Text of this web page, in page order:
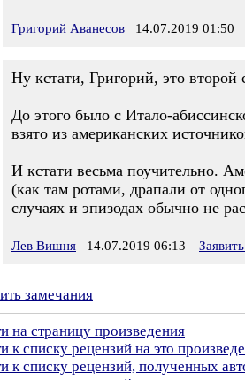
Григорий Аванесов 14.07.2019 01:50
Ну кстати, Григорий, это второй
До этого было с Итало-
взято из американских
И кстати весьма поучительно.
(как там ротами, драпали от
случаях и эпизодах обычно не
Лев Вишня 14.07.2019 06:13
замечания
на страницу произведения
к списку рецензий на это
к списку рецензий, полученных